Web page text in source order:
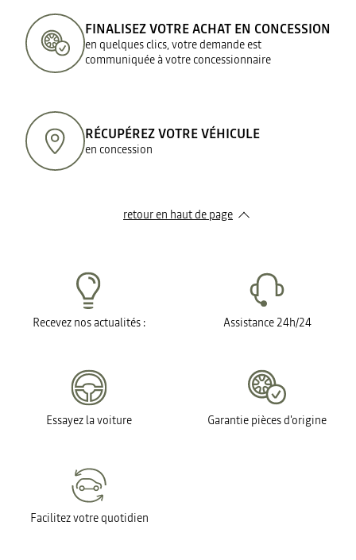
FINALISEZ VOTRE ACHAT EN CONCESSION
en quelques clics, votre demande est
communiquée à votre concessionnaire
RÉCUPÉREZ VOTRE VÉHICULE
en concession
retour en haut de page​
Recevez nos actualités : Assistance 24h/24
Essayez la voiture Garantie pièces d'origine
Facilitez votre quotidien